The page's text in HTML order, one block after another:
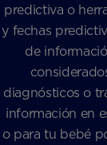
predictiva o
y fechas
de
diagnósticos o
información en
o para tu bebé